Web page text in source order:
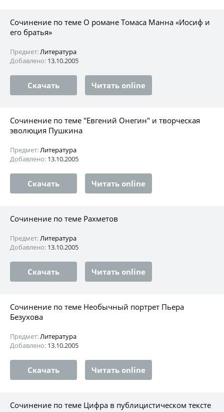
Сочинение по теме О романе Томаса Манна «Иосиф и
его братья»
Предмет:Литература
Добавлено: 13.10.2005
Скачать Читать online
Сочинение по теме "Евгений Онегин" и творческая
эволюция Пушкина
Предмет:Литература
Добавлено: 13.10.2005
Скачать Читать online
Сочинение по теме Рахметов
Предмет:Литература
Добавлено: 13.10.2005
Скачать Читать online
Сочинение по теме Необычный портрет Пьера
Безухова
Предмет:Литература
Добавлено: 13.10.2005
Скачать Читать online
Сочинение по теме Цифра в публицистическом тексте